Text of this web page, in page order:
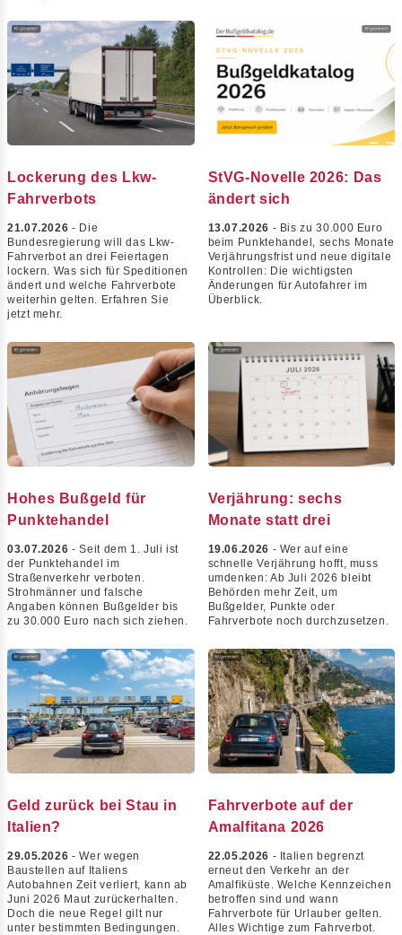
Lockerung des Lkw-
Fahrverbots
21.07.2026 - Die
Bundesregierung will das Lkw-
Fahrverbot an drei Feiertagen
lockern. Was sich für Speditionen
ändert und welche Fahrverbote
weiterhin gelten. Erfahren Sie
jetzt mehr.
StVG-Novelle 2026: Das
ändert sich
13.07.2026 - Bis zu 30.000 Euro
beim Punktehandel, sechs Monate
Verjährungsfrist und neue digitale
Kontrollen: Die wichtigsten
Änderungen für Autofahrer im
Überblick.
Hohes Bußgeld für
Punktehandel
03.07.2026 - Seit dem 1. Juli ist
der Punktehandel im
Straßenverkehr verboten.
Strohmänner und falsche
Angaben können Bußgelder bis
zu 30.000 Euro nach sich ziehen.
Verjährung: sechs
Monate statt drei
19.06.2026 - Wer auf eine
schnelle Verjährung hofft, muss
umdenken: Ab Juli 2026 bleibt
Behörden mehr Zeit, um
Bußgelder, Punkte oder
Fahrverbote noch durchzusetzen.
Geld zurück bei Stau in
Italien?
29.05.2026 - Wer wegen
Baustellen auf Italiens
Autobahnen Zeit verliert, kann ab
Juni 2026 Maut zurückerhalten.
Doch die neue Regel gilt nur
unter bestimmten Bedingungen.
Fahrverbote auf der
Amalfitana 2026
22.05.2026 - Italien begrenzt
erneut den Verkehr an der
Amalfiküste. Welche Kennzeichen
betroffen sind und wann
Fahrverbote für Urlauber gelten.
Alles Wichtige zum Fahrverbot.